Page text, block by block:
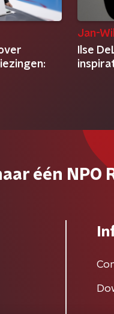
Jan-
Ilse
één NPO